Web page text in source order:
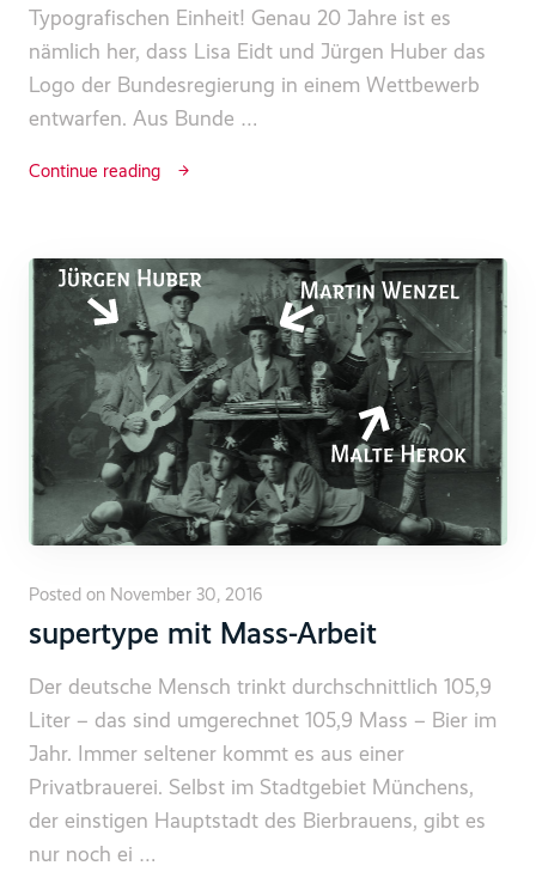
Typografischen Einheit! Genau 20 Jahre ist es
nämlich her, dass Lisa Eidt und Jürgen Huber das
Logo der Bundesregierung in einem Wettbewerb
entwarfen. Aus Bunde …
Continue reading
Posted on November 30, 2016
supertype mit Mass-Arbeit
Der deutsche Mensch trinkt durchschnittlich 105,9
Liter – das sind umgerechnet 105,9 Mass – Bier im
Jahr. Immer seltener kommt es aus einer
Privatbrauerei. Selbst im Stadtgebiet Münchens,
der einstigen Hauptstadt des Bierbrauens, gibt es
nur noch ei …